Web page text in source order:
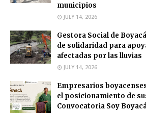
municipios
JULY 14, 2026
Gestora Social de
de solidaridad para
afectadas por las lluvias
JULY 14, 2026
Empresarios
el posicionamiento de
Convocatoria Soy